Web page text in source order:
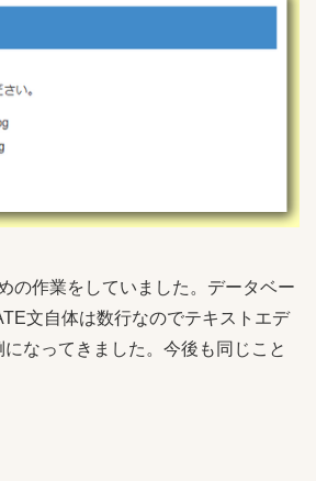
の作業をしていました。データベー
文自体は数行なのでテキストエデ
なってきました。今後も同じこと